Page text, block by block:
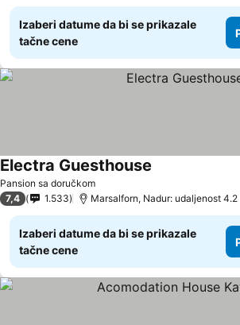
Izaberi datume da bi se prikazale
tačne cene
Pansion sa doručkom
Electra Guesthouse
7,4 1.533 Marsalforn, Nadur: udaljenost 4.2
Izaberi datume da bi se prikazale
tačne cene